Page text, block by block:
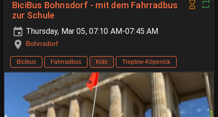
BiciBus Bohnsdorf - mit dem Fahrradbus
zur Schule
Thursday, Mar 05, 07:10 AM-07:45 AM
Bohnsdorf
Bicibus Fahrradbus Kids Treptow-Köpenick